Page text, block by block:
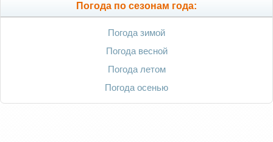
Погода по сезонам года:
Погода зимой
Погода весной
Погода летом
Погода осенью